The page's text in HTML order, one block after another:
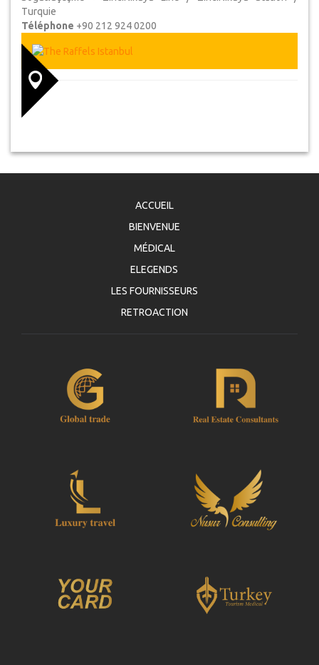
Turquie
Téléphone +90 212 924 0200
ACCUEIL
BIENVENUE
MÉDICAL
ELEGENDS
LES FOURNISSEURS
RETROACTION